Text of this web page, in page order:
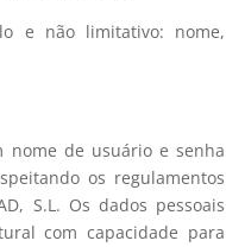
e não limitativo: nome,
nome de usuário e senha
os regulamentos
S.L. Os dados pessoais
com capacidade para